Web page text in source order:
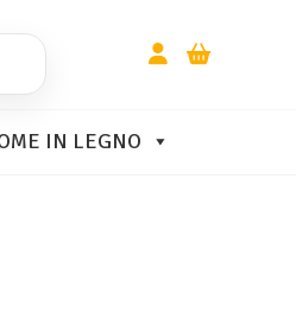
IN LEGNO